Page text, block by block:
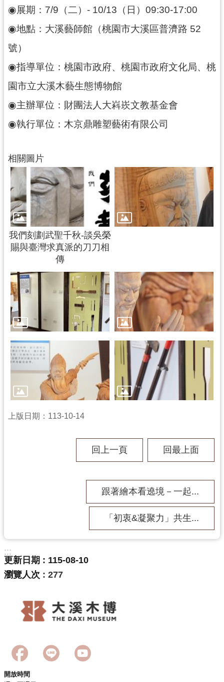
g
i
s
h
隱
權
策
網
全
政
政
府
網
站
資
料
放
宣
告
◉展期：7/9（二）- 10/13（日）09:30-17:00
◉地點：大溪藝師館（桃園市大溪區普濟路 52
號）
◉指導單位：桃園市政府、桃園市政府文化局、桃
園市立大溪木藝生態博物館
◉主辦單位：財團法人大嵙崁文教基金會
◉執行單位：木京鼎雕塑藝術有限公司
相關圖片
我們刻劃武聖千秋-談吳榮
賜與臺灣求真派的刀刀相
傳
上版日期：113-10-14
回上一頁 回最上面
跟著繪本看遶境－一起...
「初衷&凝聚力」共生...
:::
更新日期
115-08-10
瀏覽人次
277
開放時間